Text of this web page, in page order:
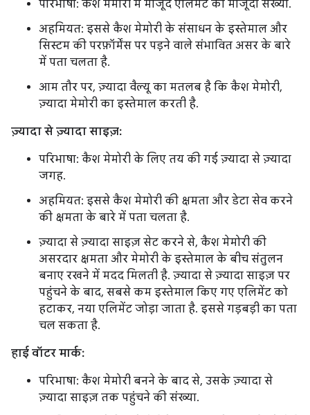
परिभाषा: कैश मेमोरी में मौजूद एलिमेंट की मौजूदा संख्या.
अहमियत: इससे कैश मेमोरी के संसाधन के इस्तेमाल और
सिस्टम की परफ़ॉर्मेंस पर पड़ने वाले संभावित असर के बारे
में पता चलता है.
आम तौर पर, ज़्यादा वैल्यू का मतलब है कि कैश मेमोरी,
ज़्यादा मेमोरी का इस्तेमाल करती है.
ज़्यादा से ज़्यादा साइज़:
परिभाषा: कैश मेमोरी के लिए तय की गई ज़्यादा से ज़्यादा
जगह.
अहमियत: इससे कैश मेमोरी की क्षमता और डेटा सेव करने
की क्षमता के बारे में पता चलता है.
ज़्यादा से ज़्यादा साइज़ सेट करने से, कैश मेमोरी की
असरदार क्षमता और मेमोरी के इस्तेमाल के बीच संतुलन
बनाए रखने में मदद मिलती है. ज़्यादा से ज़्यादा साइज़ पर
पहुंचने के बाद, सबसे कम इस्तेमाल किए गए एलिमेंट को
हटाकर, नया एलिमेंट जोड़ा जाता है. इससे गड़बड़ी का पता
चल सकता है.
हाई वॉटर मार्क:
परिभाषा: कैश मेमोरी बनने के बाद से, उसके ज़्यादा से
ज़्यादा साइज़ तक पहुंचने की संख्या.